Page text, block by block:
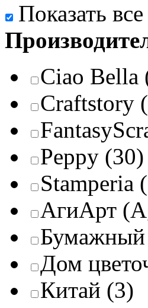
Показать все
Ciao Bella
Craftstory
Peppy (30)
Stamperia
АгиАрт
Бумажный
Дом
Китай (3)